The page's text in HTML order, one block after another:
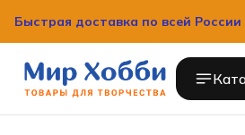
Быстрая доставка по всей
Быстрая доставка по всей